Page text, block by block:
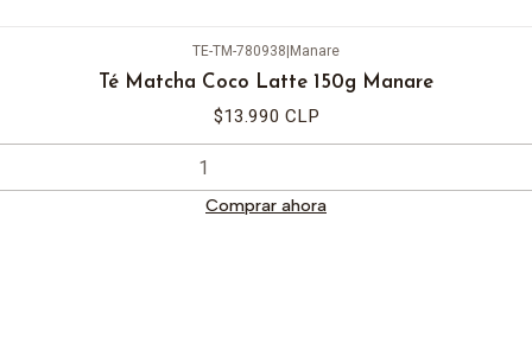
TE-TM-780938|Manare
Té Matcha Coco Latte 150g Manare
$13.990 CLP
Comprar ahora